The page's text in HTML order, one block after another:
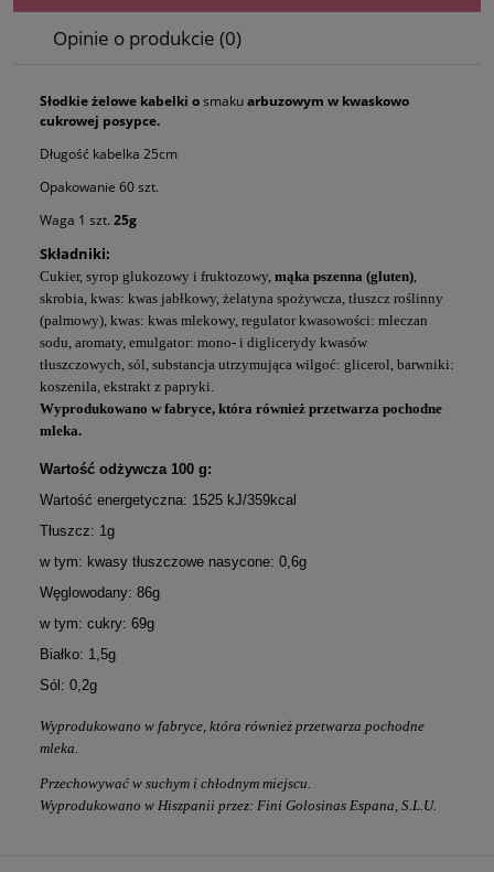
Opinie o produkcie (0)
Słodkie żelowe kabelki osmakuarbuzowym w kwaskowo
cukrowej posypce.
Długość kabelka 25cm
Opakowanie 60 szt.
Waga 1 szt. 25g
Składniki:
Cukier, syrop glukozowy i fruktozowy, mąka pszenna (gluten)
skrobia, kwas: kwas jabłkowy, żelatyna spożywcza, tłuszcz roślinny
(palmowy), kwas: kwas mlekowy, regulator kwasowości: mleczan
sodu, aromaty, emulgator: mono- i diglicerydy kwasów
tłuszczowych, sól, substancja utrzymująca wilgoć: glicerol, barwniki:
koszenila, ekstrakt z papryki.
Wyprodukowano w fabryce, która również przetwarza pochodne
mleka.
Wartość odżywcza 100 g:
Wartość energetyczna: 1525 kJ/359kcal
Tłuszcz: 1g
w tym: kwasy tłuszczowe nasycone: 0,6g
Węglowodany: 86g
w tym: cukry: 69g
Białko: 1,5g
Sól: 0,2g
Wyprodukowano w fabryce, która również przetwarza pochodne
mleka.
Przechowywać w suchym i chłodnym miejscu.
Wyprodukowano w Hiszpanii przez: Fini Golosinas Espana, S.L.U.